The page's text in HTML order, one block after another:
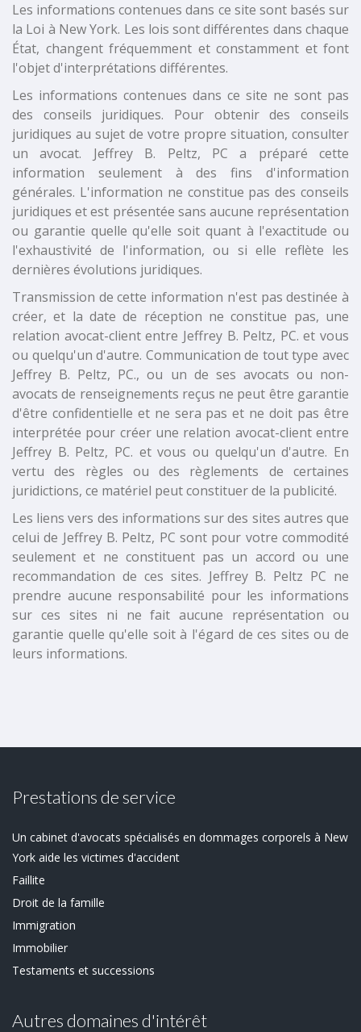
Les informations contenues dans ce site sont basés sur
la Loi à New York. Les lois sont différentes dans chaque
État, changent fréquemment et constamment et font
l'objet d'interprétations différentes.
Les informations contenues dans ce site ne sont pas
des conseils juridiques. Pour obtenir des conseils
juridiques au sujet de votre propre situation, consulter
un avocat. Jeffrey B. Peltz, PC a préparé cette
information seulement à des fins d'information
générales. L'information ne constitue pas des conseils
juridiques et est présentée sans aucune représentation
ou garantie quelle qu'elle soit quant à l'exactitude ou
l'exhaustivité de l'information, ou si elle reflète les
dernières évolutions juridiques.
Transmission de cette information n'est pas destinée à
créer, et la date de réception ne constitue pas, une
relation avocat-client entre Jeffrey B. Peltz, PC. et vous
ou quelqu'un d'autre. Communication de tout type avec
Jeffrey B. Peltz, PC., ou un de ses avocats ou non-
avocats de renseignements reçus ne peut être garantie
d'être confidentielle et ne sera pas et ne doit pas être
interprétée pour créer une relation avocat-client entre
Jeffrey B. Peltz, PC. et vous ou quelqu'un d'autre. En
vertu des règles ou des règlements de certaines
juridictions, ce matériel peut constituer de la publicité.
Les liens vers des informations sur des sites autres que
celui de Jeffrey B. Peltz, PC sont pour votre commodité
seulement et ne constituent pas un accord ou une
recommandation de ces sites. Jeffrey B. Peltz PC ne
prendre aucune responsabilité pour les informations
sur ces sites ni ne fait aucune représentation ou
garantie quelle qu'elle soit à l'égard de ces sites ou de
leurs informations.
Prestations de service
Un cabinet d'avocats spécialisés en dommages corporels à New
York aide les victimes d'accident
Faillite
Droit de la famille
Immigration
Immobilier
Testaments et successions
Autres domaines d'intérêt